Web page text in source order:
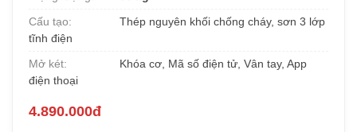
Cấu tạo:
Thép nguyên khối chống cháy, sơn 3 lớp
tĩnh điện
Mở két:
Khóa cơ, Mã số điện tử, Vân tay, App
điện thoại
4.890.000đ